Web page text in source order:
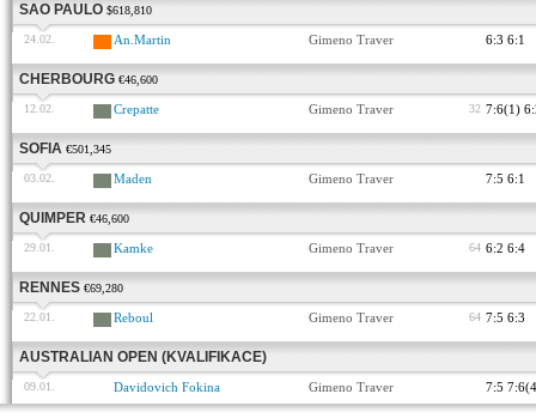
SAO PAULO $618,810
24.02. An.Martin Gimeno Traver 6:3 6:1
CHERBOURG €46,600
12.02. Crepatte Gimeno Traver 32 7:6(1)
SOFIA €501,345
03.02. Maden Gimeno Traver 7:5 6:1
QUIMPER €46,600
29.01. Kamke Gimeno Traver 64 6:2 6:4
RENNES €69,280
22.01. Reboul Gimeno Traver 64 7:5 6:3
AUSTRALIAN OPEN (KVALIFIKACE)
09.01. Davidovich Fokina Gimeno Traver 7:5